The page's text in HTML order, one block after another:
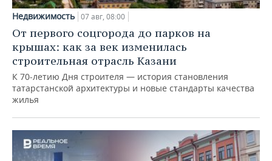
Недвижимость 07 авг, 08:00
От первого соцгорода до парков на
крышах: как за век изменилась
строительная отрасль Казани
К 70-летию Дня строителя — история становления
татарстанской архитектуры и новые стандарты качества
жилья